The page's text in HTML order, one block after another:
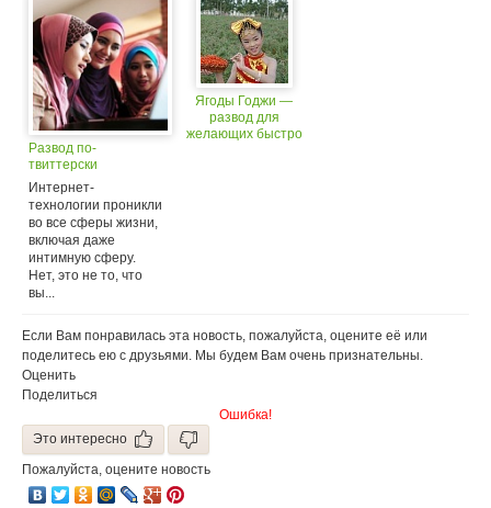
Развод по-
твиттерски
Интернет-
технологии проникли
во все сферы жизни,
включая даже
интимную сферу.
Нет, это не то, что
вы...
Ягоды Годжи —
развод для
желающих быстро
Если Вам понравилась эта новость, пожалуйста, оцените её или
поделитесь ею с друзьями. Мы будем Вам очень признательны.
Оценить
Поделиться
Ошибка!
Это интересно
Пожалуйста, оцените новость